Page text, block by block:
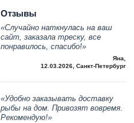
Отзывы
«Cлучайно наткнулась на ваш
сайт, заказала треску, все
понравилось, спасибо!»
Яна,
12.03.2026, Санкт-Петербург
«Удобно заказывать доставку
рыбы на дом. Привозят вовремя.
Рекомендую!»